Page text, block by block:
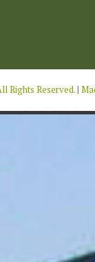
Rights Reserved.|